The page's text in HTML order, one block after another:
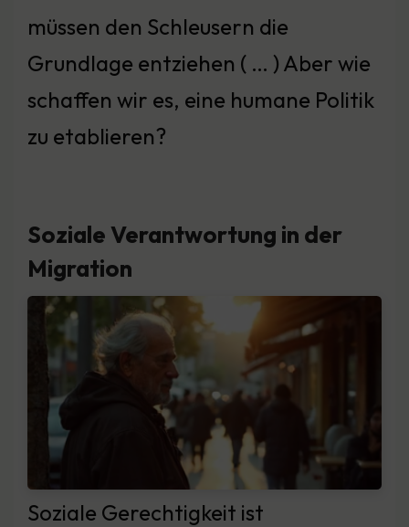
müssen den Schleusern die
Grundlage entziehen ( … ) Aber wie
schaffen wir es, eine humane Politik
zu etablieren?
Soziale Verantwortung in der
Migration
Soziale Gerechtigkeit ist